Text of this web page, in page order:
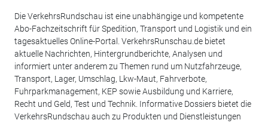
Die VerkehrsRundschau ist eine unabhängige und kompetente
Abo-Fachzeitschrift für Spedition, Transport und Logistik und ein
tagesaktuelles Online-Portal. VerkehrsRunschau.de bietet
aktuelle Nachrichten, Hintergrundberichte, Analysen und
informiert unter anderem zu Themen rund um Nutzfahrzeuge,
Transport, Lager, Umschlag, Lkw-Maut, Fahrverbote,
Fuhrparkmanagement, KEP sowie Ausbildung und Karriere,
Recht und Geld, Test und Technik. Informative Dossiers bietet die
VerkehrsRundschau auch zu Produkten und Dienstleistungen